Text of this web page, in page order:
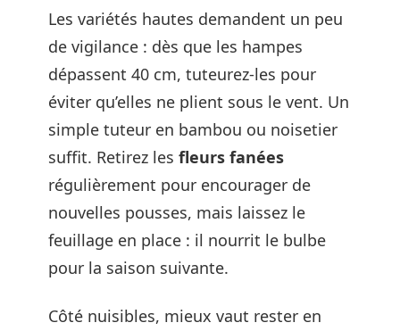
Les variétés hautes demandent un peu
de vigilance : dès que les hampes
dépassent 40 cm, tuteurez-les pour
éviter qu’elles ne plient sous le vent. Un
simple tuteur en bambou ou noisetier
suffit. Retirez les fleurs fanées
régulièrement pour encourager de
nouvelles pousses, mais laissez le
feuillage en place : il nourrit le bulbe
pour la saison suivante.
Côté nuisibles, mieux vaut rester en